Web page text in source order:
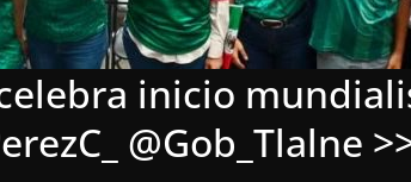
inicio
@Gob_Tlalne